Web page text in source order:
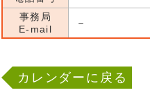
事務局
E-mail
－
カレンダーに戻る